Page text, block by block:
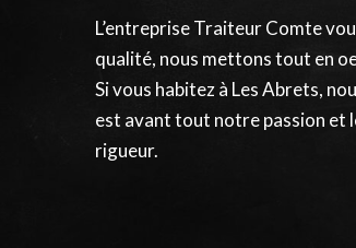
L’entreprise Traiteur Comte
qualité, nous mettons tout en
Si vous habitez à Les Abrets,
est avant tout notre passion et
rigueur.